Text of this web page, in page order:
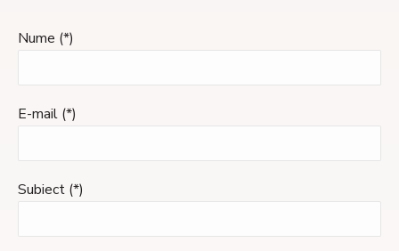
Nume (*)
E-mail (*)
Subiect (*)